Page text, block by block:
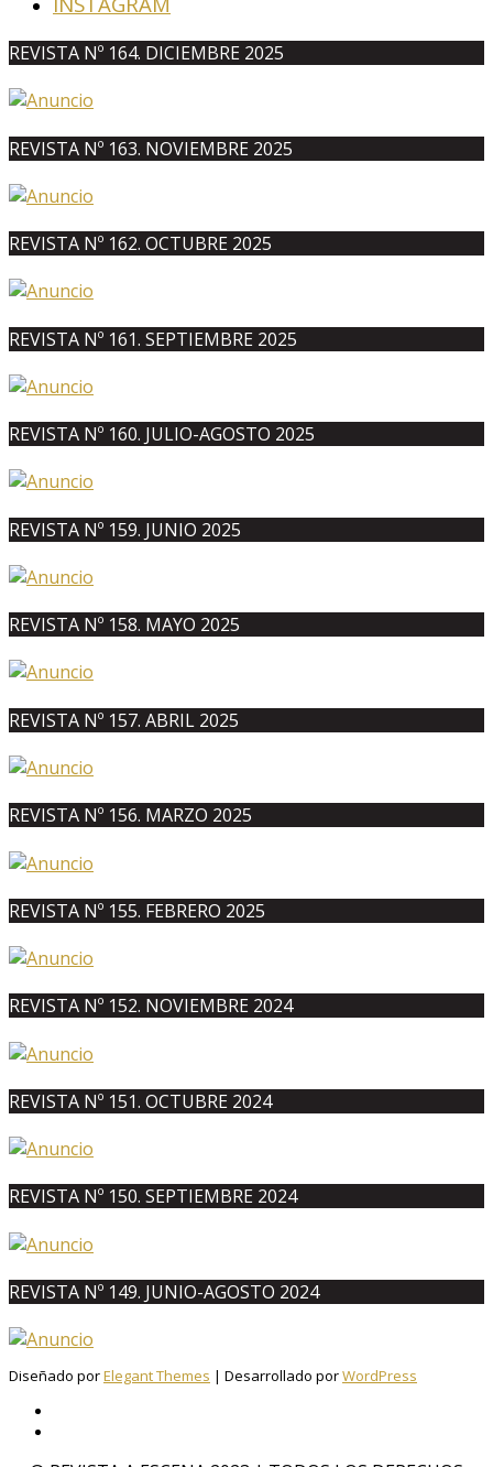
REVISTA Nº 164. DICIEMBRE 2025
REVISTA Nº 163. NOVIEMBRE 2025
REVISTA Nº 162. OCTUBRE 2025
REVISTA Nº 161. SEPTIEMBRE 2025
REVISTA Nº 160. JULIO-AGOSTO 2025
REVISTA Nº 159. JUNIO 2025
REVISTA Nº 158. MAYO 2025
REVISTA Nº 157. ABRIL 2025
REVISTA Nº 156. MARZO 2025
REVISTA Nº 155. FEBRERO 2025
REVISTA Nº 152. NOVIEMBRE 2024
REVISTA Nº 151. OCTUBRE 2024
REVISTA Nº 150. SEPTIEMBRE 2024
REVISTA Nº 149. JUNIO-AGOSTO 2024
Diseñado porElegant Themes | Desarrollado porWordPress